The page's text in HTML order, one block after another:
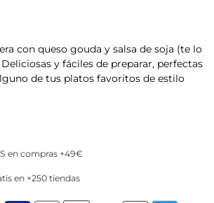
con queso gouda y salsa de soja (te lo
y fáciles de preparar, perfectas
de tus platos favoritos de estilo
en compras +49€
en +250 tiendas